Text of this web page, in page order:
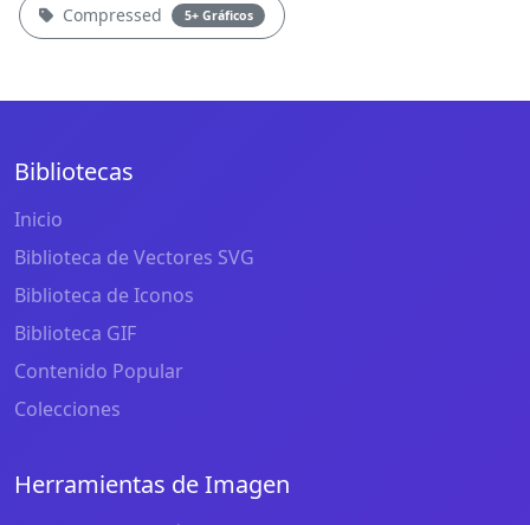
Compressed 5+ Gráficos
Bibliotecas
Inicio
Biblioteca de Vectores SVG
Biblioteca de Iconos
Biblioteca GIF
Contenido Popular
Colecciones
Herramientas de Imagen